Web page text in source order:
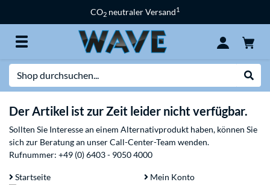
CO2 neutraler Versand1
Der Artikel ist zur Zeit leider nicht verfügbar.
Sollten Sie Interesse an einem Alternativprodukt haben, können Sie
sich zur Beratung an unser Call-Center-Team wenden.
Rufnummer: +49 (0) 6403 - 9050 4000
Startseite Mein Konto